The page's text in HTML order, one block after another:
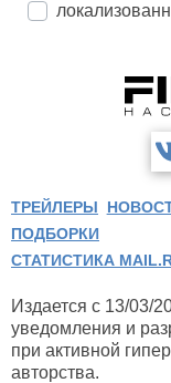
ТРЕЙЛЕРЫ
ПОДБОРКИ
СТАТИСТИКА
Издается с 13/03/
уведомления и
при активной
авторства.